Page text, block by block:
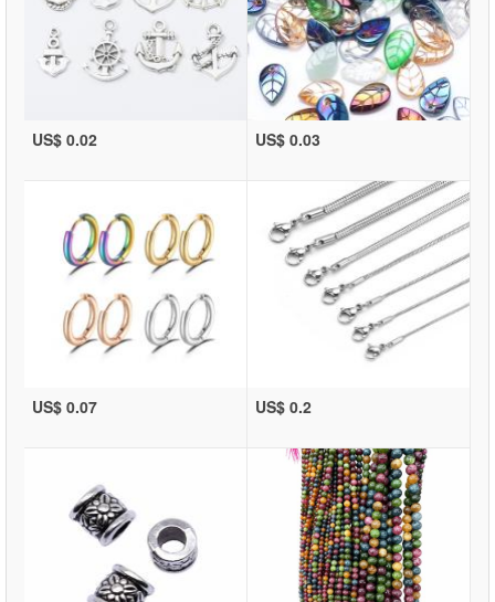
US$ 0.02 US$ 0.03
US$ 0.07 US$ 0.2